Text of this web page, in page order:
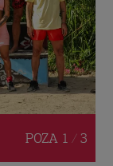
POZA 1 / 3